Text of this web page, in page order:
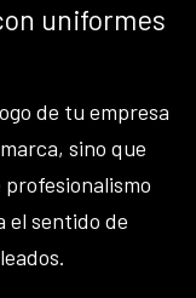
uniformes
de tu empresa
sino que
el sentido de